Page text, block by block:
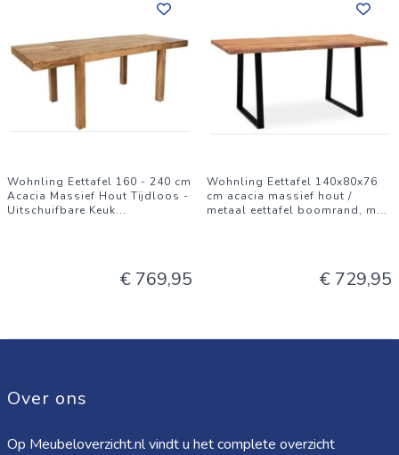
Wohnling Eettafel 160 - 240 cm
Acacia Massief Hout Tijdloos -
Uitschuifbare Keuk...
€ 769,95
Wohnling Eettafel 140x80x76
cm acacia massief hout /
metaal eettafel boomrand, m...
€ 729,95
Over ons
Op Meubeloverzicht.nl vindt u het complete overzicht